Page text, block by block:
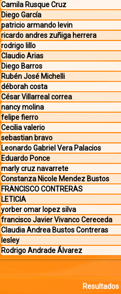
Camila Rusque Cruz
Diego García
patricio armando levin
ricardo andres zuñiga herrera
rodrigo lillo
Claudio Arias
Diego Barros
Rubén José Michelli
déborah costa
César Villarreal correa
nancy molina
felipe fierro
Cecilia valerio
sebastian bravo
Leonardo Gabriel Vera Palacios
Eduardo Ponce
marly cruz navarrete
Constanza Nicole Mendez Bustos
FRANCISCO CONTRERAS
LETICIA
yorber omar lopez silva
francisco Javier Vivanco Cereceda
Claudia Andrea Bustos Contreras
lesley
Rodrigo Andrade Álvarez
Resultados